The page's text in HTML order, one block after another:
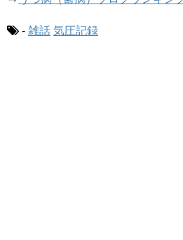
- 雑話 気圧記録